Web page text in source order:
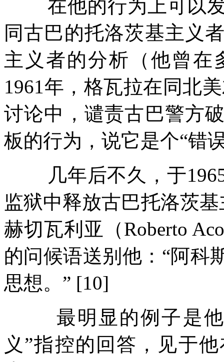
在他的行为上可以
同古巴的托洛茨基主义
主义者的分析（他曾在
1961年，格瓦拉在同北
讨论中，谴责古巴警方
板的行为，说它是个“错
几年后不久，于
监狱中释放古巴托洛茨
赫切瓦利亚（Roberto
的问候语送别他： “阿科
思想。 ” [10]
最明显的例子是
义 ”指控的回答，见于他